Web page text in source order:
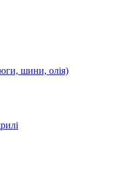
шини, олія)